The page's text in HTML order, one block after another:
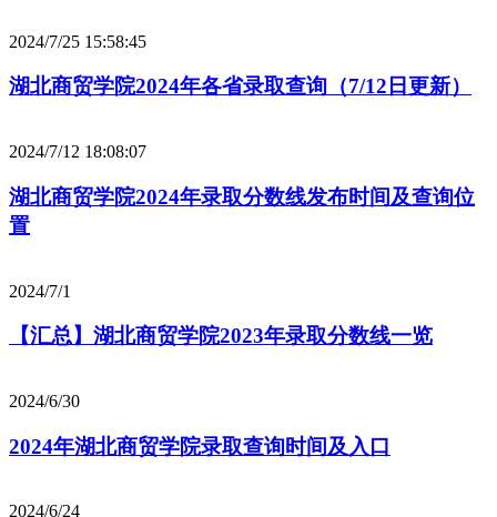
2024/7/25 15:58:45
湖北商贸学院2024年各省录取查询（7/12日更新）
2024/7/12 18:08:07
湖北商贸学院2024年录取分数线发布时间及查询位
置
2024/7/1
【汇总】湖北商贸学院2023年录取分数线一览
2024/6/30
2024年湖北商贸学院录取查询时间及入口
2024/6/24